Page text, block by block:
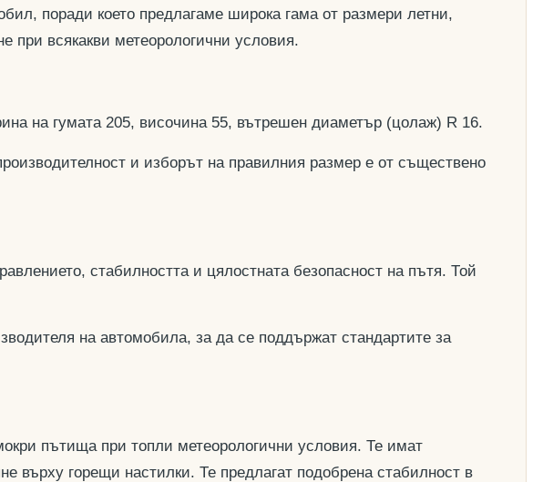
поради което предлагаме широка гама от размери летни,
при всякакви метеорологични условия.
на гумата 205, височина 55, вътрешен диаметър (цолаж) R 16.
и изборът на правилния размер е от съществено
стабилността и цялостната безопасност на пътя. Той
на автомобила, за да се поддържат стандартите за
пътища при топли метеорологични условия. Те имат
върху горещи настилки. Те предлагат подобрена стабилност в